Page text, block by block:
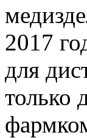
2017
для
только